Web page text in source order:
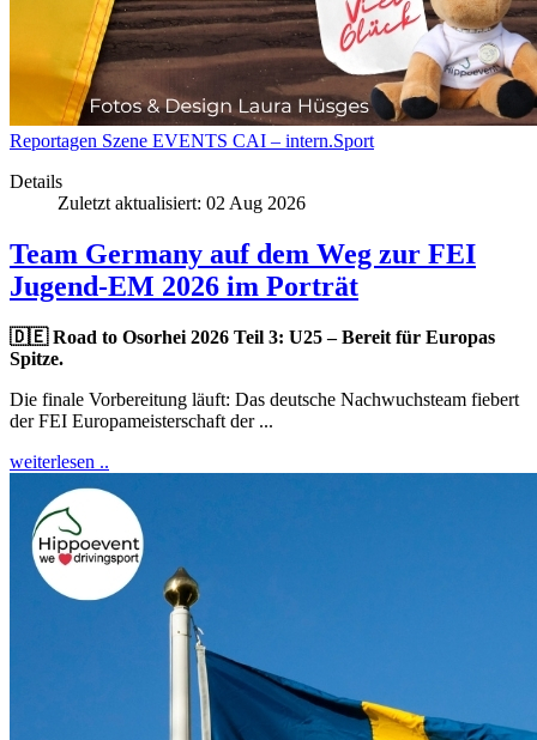
Reportagen Szene EVENTS CAI – intern.Sport
Details
Zuletzt aktualisiert: 02 Aug 2026
Team Germany auf dem Weg zur FEI
Jugend-EM 2026 im Porträt
🇩🇪 Road to Osorhei 2026 Teil 3: U25 – Bereit für Europas
Spitze.
Die finale Vorbereitung läuft: Das deutsche Nachwuchsteam fiebert
der FEI Europameisterschaft der ...
weiterlesen ..